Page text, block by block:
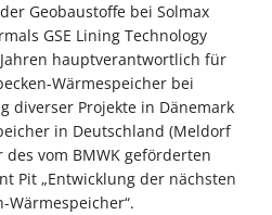
Geobaustoffe bei Solmax
GSE Lining Technology
hauptverantwortlich für
Wärmespeicher bei
diverser Projekte in Dänemark
in Deutschland (Meldorf
vom BMWK geförderten
Pit „Entwicklung der nächsten
Wärmespeicher“.